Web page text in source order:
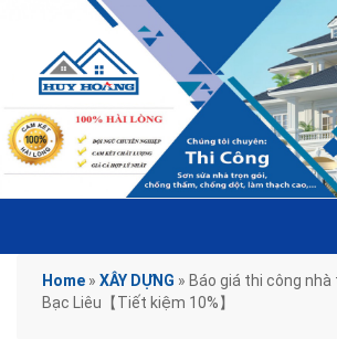
Home » XÂY DỰNG » Báo giá thi công
Bạc Liêu【Tiết kiệm 10%】